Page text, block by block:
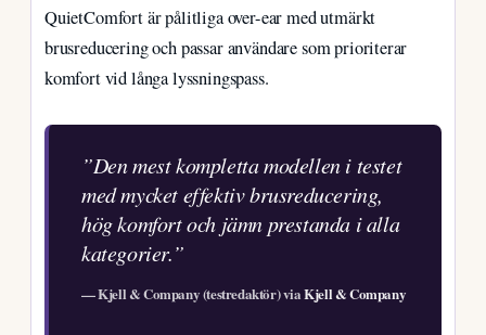
QuietComfort är pålitliga over-ear med utmärkt
brusreducering och passar användare som prioriterar
komfort vid långa lyssningspass.
”Den mest kompletta modellen i testet
med mycket effektiv brusreducering,
hög komfort och jämn prestanda i alla
kategorier.”
— Kjell & Company (testredaktör) viaKjell & Company